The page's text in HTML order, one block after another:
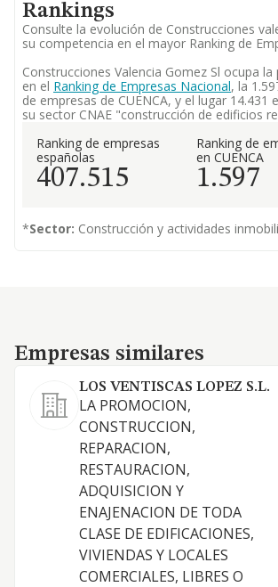
Rankings
Consulte la evolución de Construcciones
su competencia en el mayor Ranking de
Construcciones Valencia Gomez Sl ocupa la
en el Ranking de Empresas Nacional, la
de empresas de CUENCA, y el lugar 14.431
su sector CNAE "construcción de edificios
Ranking de empresas
españolas
407.515
Ranking de
en CUENCA
1.597
*Sector: Construcción y actividades
Empresas similares
Empresas similares
LOS VENTISCAS LOPEZ S.L.
LA PROMOCION,
CONSTRUCCION,
REPARACION,
RESTAURACION,
ADQUISICION Y
ENAJENACION DE TODA
CLASE DE EDIFICACIONES,
VIVIENDAS Y LOCALES
COMERCIALES, LIBRES O